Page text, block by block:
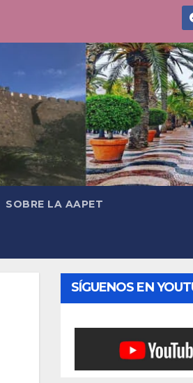
SOBRE LA AAPET
SÍGUENOS EN